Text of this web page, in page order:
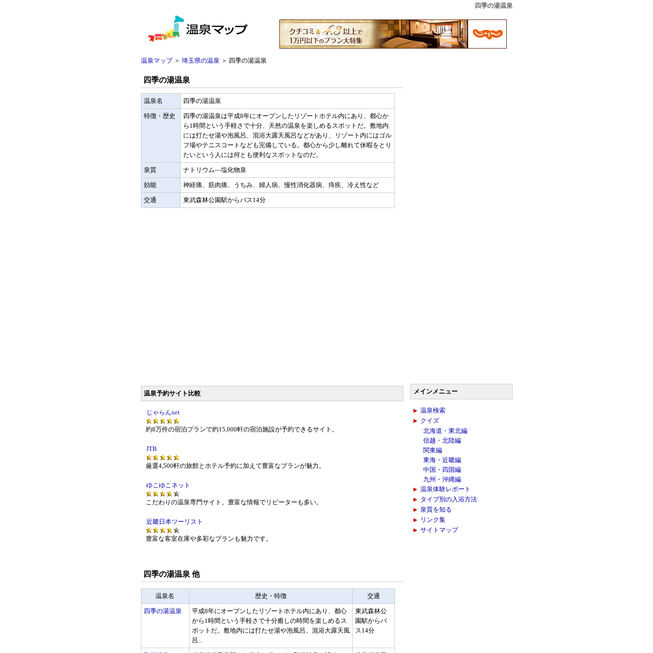
四季の湯温泉
温泉マップ＞ 埼玉県の温泉 ＞ 四季の湯温泉
四季の湯温泉
温泉名 四季の湯温泉
特徴・歴史
四季の湯温泉は平成8年にオープンしたリゾートホテル内にあり、都心か
ら1時間という手軽さで十分、天然の温泉を楽しめるスポットだ。敷地内
には打たせ湯や泡風呂、混浴大露天風呂などがあり、リゾート内にはゴル
フ場やテニスコートなども完備している。都心から少し離れて休暇をとり
たいという人には何とも便利なスポットなのだ。
泉質 ナトリウム―塩化物泉
効能 神経痛、筋肉痛、うちみ、婦人病、慢性消化器病、痔疾、冷え性など
交通 東武森林公園駅からバス14分
温泉予約サイト比較
じゃらんnet
約8万件の宿泊プランで約15,000軒の宿泊施設が予約できるサイト。
JTB
厳選4,500軒の旅館とホテル予約に加えて豊富なプランが魅力。
ゆこゆこネット
こだわりの温泉専門サイト。豊富な情報でリピーターも多い。
近畿日本ツーリスト
豊富な客室在庫や多彩なプランも魅力です。
四季の湯温泉 他
温泉名 歴史・特徴 交通
四季の湯温泉
平成8年にオープンしたリゾートホテル内にあり、都心
から1時間という手軽さで十分癒しの時間を楽しめるス
ポットだ。敷地内には打たせ湯や泡風呂、混浴大露天風
呂...
東武森林公
園駅からバ
ス14分
メインメニュー
温泉検索
クイズ
北海道・東北編
信越・北陸編
関東編
東海・近畿編
中国・四国編
九州・沖縄編
温泉体験レポート
タイプ別の入浴方法
泉質を知る
リンク集
サイトマップ